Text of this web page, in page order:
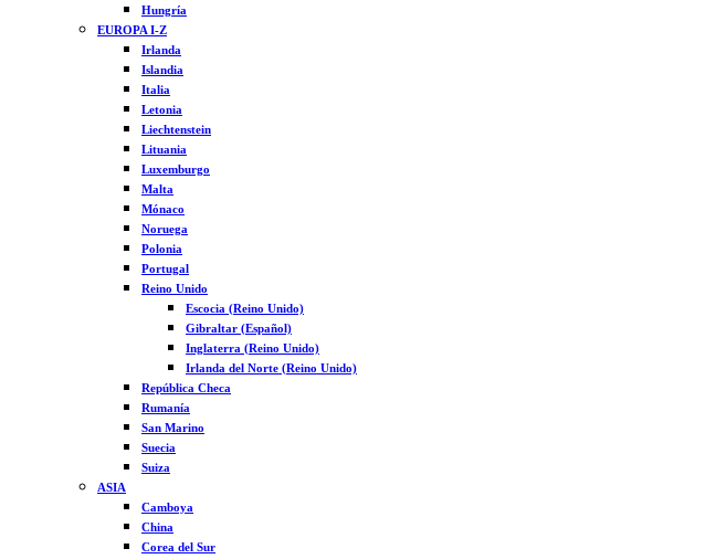
Hungría
EUROPA I-Z
Irlanda
Islandia
Italia
Letonia
Liechtenstein
Lituania
Luxemburgo
Malta
Mónaco
Noruega
Polonia
Portugal
Reino Unido
Escocia (Reino Unido)
Gibraltar (Español)
Inglaterra (Reino Unido)
Irlanda del Norte (Reino Unido)
República Checa
Rumanía
San Marino
Suecia
Suiza
ASIA
Camboya
China
Corea del Sur